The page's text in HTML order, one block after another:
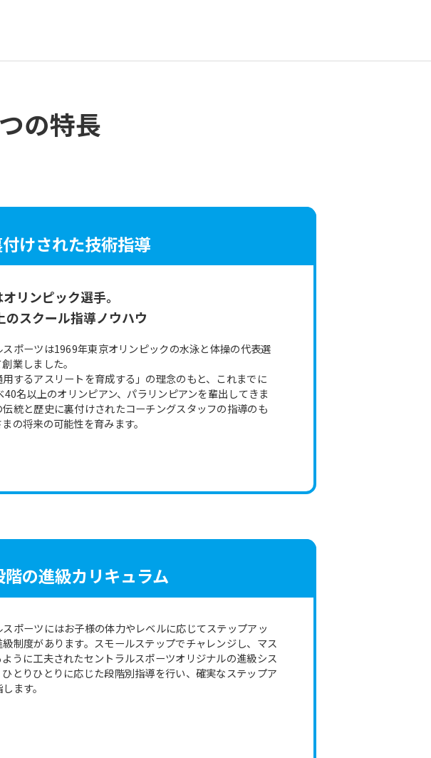
の特長
けされた技術指導
リンピック選手。
のスクール指導ノウハウ
ポーツは1969年東京オリンピックの水泳と体操の代表選
業しました。
用するアスリートを育成する」の理念のもと、これまでに
40名以上のオリンピアン、パラリンピアンを輩出してきま
伝統と歴史に裏付けされたコーチングスタッフの指導のも
の将来の可能性を育みます。
の進級カリキュラム
ポーツにはお子様の体力やレベルに応じてステップアッ
制度があります。スモールステップでチャレンジし、マス
うに工夫されたセントラルスポーツオリジナルの進級シス
とりひとりに応じた段階別指導を行い、確実なステップア
ます。
to
the
you
using